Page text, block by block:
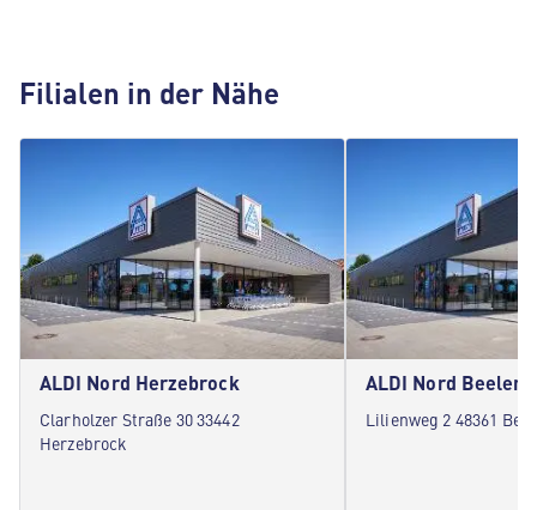
Filialen in der Nähe
ALDI Nord Herzebrock
Clarholzer Straße 30 33442
Herzebrock
ALDI Nord Beelen
Lilienweg 2 48361